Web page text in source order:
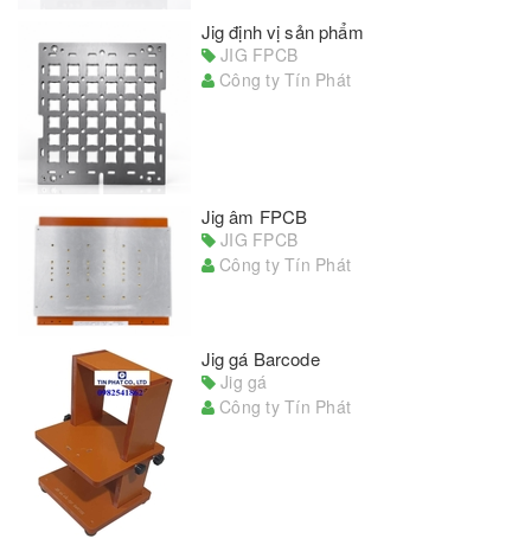
Jig định vị sản phẩm
JIG FPCB
Công ty Tín Phát
Jig âm FPCB
JIG FPCB
Công ty Tín Phát
Jig gá Barcode
Jig gá
Công ty Tín Phát